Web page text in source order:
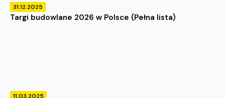
31.12.2025
Targi budowlane 2026 w Polsce (Pełna lista)
11.03.2025